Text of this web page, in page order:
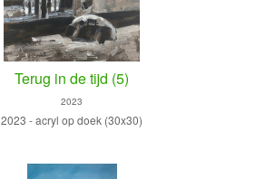
Terug in de tijd (5)
2023
2023 - acryl op doek (30x30)